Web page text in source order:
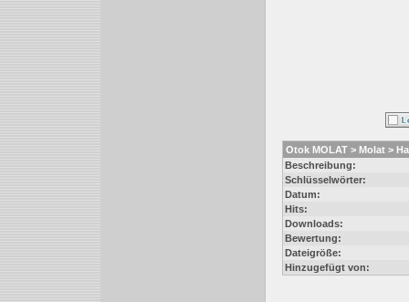
Otok MOLAT > Molat >
Beschreibung:
Schlüsselwörter:
Datum:
Hits:
Downloads:
Bewertung:
Dateigröße:
Hinzugefügt von: